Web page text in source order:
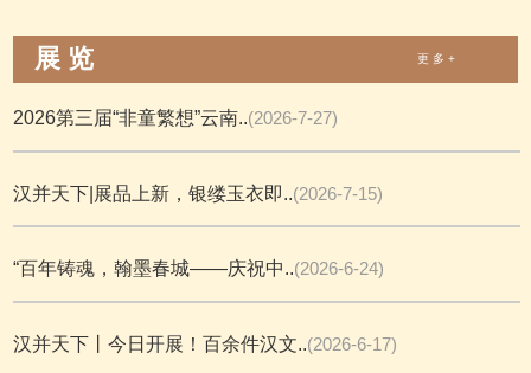
展 览 更 多 +
2026第三届“非童繁想”云南..(2026-7-27)
汉并天下|展品上新，银缕玉衣即..(2026-7-15)
“百年铸魂，翰墨春城——庆祝中..(2026-6-24)
汉并天下丨今日开展！百余件汉文..(2026-6-17)